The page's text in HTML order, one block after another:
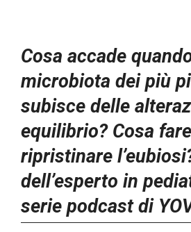
Cosa accade
microbiota dei più
subisce delle
equilibrio? Cosa
ripristinare
dell’esperto in
serie podcast di